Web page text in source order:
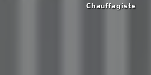
Chauffagiste